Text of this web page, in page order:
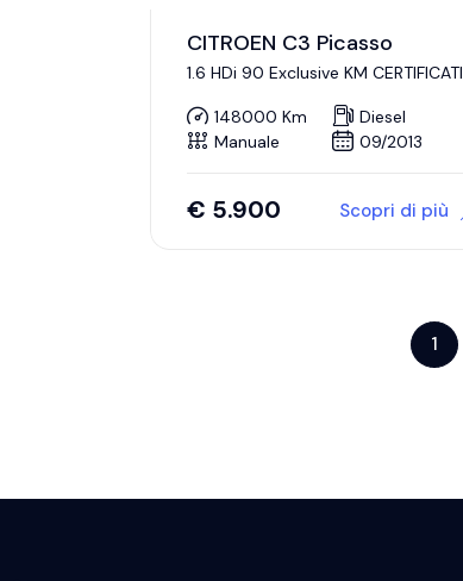
CITROEN C3 Picasso
1.6 HDi 90 Exclusive KM CERTIFICATI
148000 Km
Diesel
Manuale
09/2013
€ 5.900 Scopri di più
1